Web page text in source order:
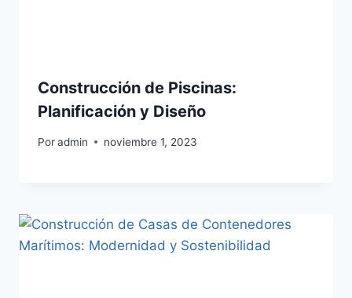
Construcción de Piscinas:
Planificación y Diseño
Poradmin noviembre 1, 2023